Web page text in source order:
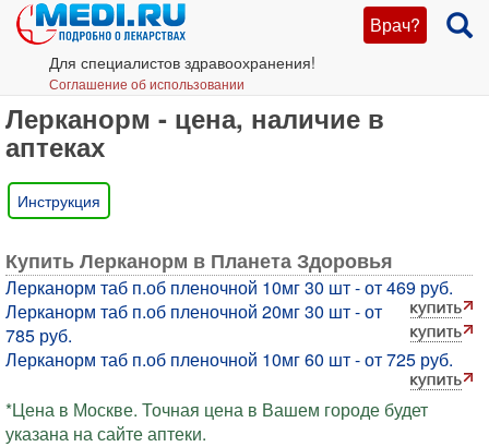
Врач?
Для специалистов здравоохранения!
Соглашение об использовании
Лерканорм - цена, наличие в
аптеках
Инструкция
Купить Лерканорм в Планета Здоровья
Лерканорм таб п.об пленочной 10мг 30 шт - от 469 руб.
Лерканорм таб п.об пленочной 20мг 30 шт - от
785 руб.
Лерканорм таб п.об пленочной 10мг 60 шт - от 725 руб.
*Цена в Москве. Точная цена в Вашем городе будет
указана на сайте аптеки.